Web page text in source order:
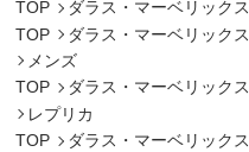
TOP
ダラス・マーベリックス
TOP
ダラス・マーベリックス
メンズ
TOP
ダラス・マーベリックス
レプリカ
TOP
ダラス・マーベリックス